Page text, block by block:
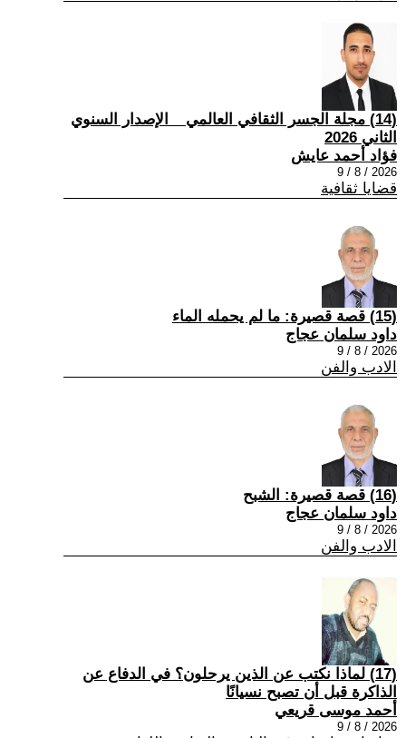
(14) مجلة الجسر الثقافي العالمي _ الإصدار السنوي
الثاني 2026
فؤاد أحمد عايش
2026 / 8 / 9
قضايا ثقافية
(15) قصة قصيرة: ما لم يحمله الماء
داود سلمان عجاج
2026 / 8 / 9
الادب والفن
(16) قصة قصيرة: الشبح
داود سلمان عجاج
2026 / 8 / 9
الادب والفن
(17) لماذا نكتب عن الذين يرحلون؟ في الدفاع عن
الذاكرة قبل أن تصبح نسيانًا
أحمد موسى قريعي
2026 / 8 / 9